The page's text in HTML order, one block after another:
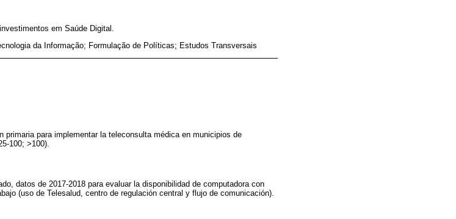
em Saúde Digital.
da Informação; Formulação de Políticas; Estudos Transversais
primaria para implementar la teleconsulta médica en municipios de
100; >100).
datos de 2017-2018 para evaluar la disponibilidad de computadora con
(uso de Telesalud, centro de regulación central y flujo de comunicación).